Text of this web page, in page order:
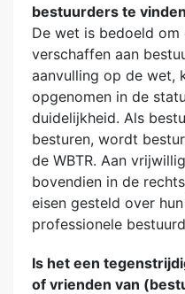
bestuurders te
De wet is bedoeld
verschaffen aan
aanvulling op de wet,
opgenomen in de
duidelijkheid. Als
besturen, wordt
de WBTR. Aan
bovendien in de
eisen gesteld over
professionele
Is het een
of vrienden van